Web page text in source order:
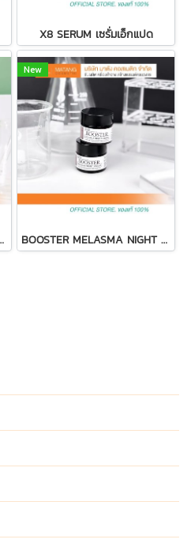
X8 SERUM เซรั่มเอ็กแปด
CREAM
New
BOOSTER MELASMA NIGHT CREAM